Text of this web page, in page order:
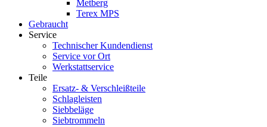
Metberg
Terex MPS
Gebraucht
Service
Technischer Kundendienst
Service vor Ort
Werkstattservice
Teile
Ersatz- & Verschleißteile
Schlagleisten
Siebbeläge
Siebtrommeln